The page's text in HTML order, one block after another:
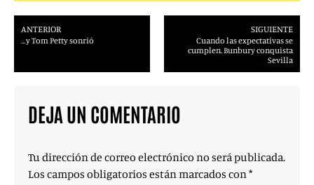
ANTERIOR
…y Tom Petty sonrió
SIGUIENTE
Cuando las expectativas se
cumplen. Bunbury conquista
Sevilla
DEJA UN COMENTARIO
Tu dirección de correo electrónico no será publicada.
Los campos obligatorios están marcados con*